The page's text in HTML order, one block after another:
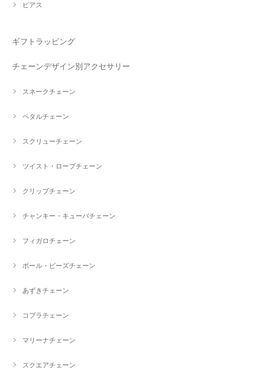
ピアス
ギフトラッピング
チェーンデザイン別アクセサリー
スネークチェーン
ペタルチェーン
スクリューチェーン
ツイスト・ロープチェーン
クリップチェーン
チャンキー・キューバチェーン
フィガロチェーン
ボール・ビーズチェーン
あずきチェーン
コプラチェーン
マリーナチェーン
スクエアチェーン